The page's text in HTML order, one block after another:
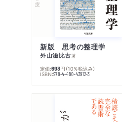
新版 思考の整理学
外山滋比古著
定価:693円 （10％税込み）
ISBN:978-4-480-43912-3